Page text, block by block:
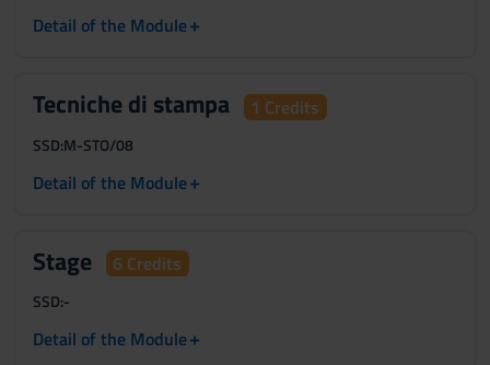
Detail of the Module+
Tecniche di stampa 1 Credits
SSD:M-STO/08
Detail of the Module+
Stage 6 Credits
SSD:-
Detail of the Module+